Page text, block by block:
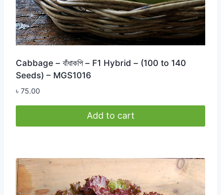
Cabbage – বাঁধাকপি – F1 Hybrid – (100 to 140
Seeds) – MGS1016
৳ 75.00
Add to cart